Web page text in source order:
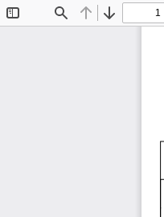
Find Previous
Next